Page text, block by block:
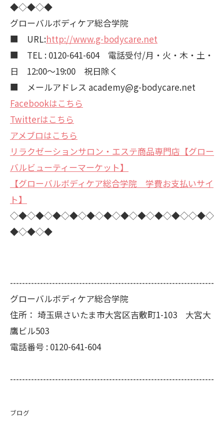
◆◇◆◇◆
グローバルボディケア総合学院
■ URL:http://www.g-bodycare.net
■ TEL : 0120-641-604 電話受付/月・火・木・土・
日 12:00～19:00 祝日除く
■ メールアドレス academy@g-bodycare.net
Facebookはこちら
Twitterはこちら
アメブロはこちら
リラクゼーションサロン・エステ商品専門店【グロー
バルビューティーマーケット】
【グローバルボディケア総合学院 学費お支払いサイ
ト】
◇◆◇◆◇◆◇◆◇◆◇◆◇◆◇◆◇◆◇◆◇◇◆◇
◆◇◆◇◆
--------------------------------------------------------------------
グローバルボディケア総合学院
住所： 埼玉県さいたま市大宮区吉敷町1-103 大宮大
鷹ビル503
電話番号 : 0120-641-604
--------------------------------------------------------------------
ブログ